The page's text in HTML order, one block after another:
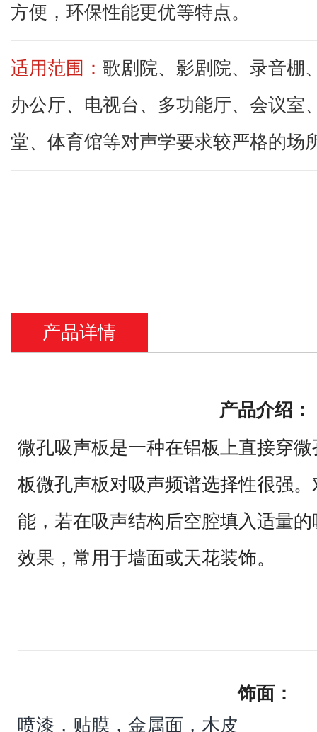
方便，环保性能更优等特点。
适用范围： 歌剧院、影剧院、录音棚
办公厅、电视台、多功能厅、会议室
堂、体育馆等对声学要求较严格的场
产品详情
产品介绍：
微孔吸声板是一种在铝板上直接穿
板微孔声板对吸声频谱选择性很强
能，若在吸声结构后空腔填入适量
效果，常用于墙面或天花装饰。
饰面：
喷漆，贴膜，金属面，木皮